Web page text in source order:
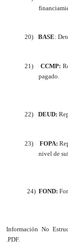
20) BASE:
21) CCMP:
pagado.
22) DEUD:
23) FOPA:
nivel de
24) FOND:
Información No
.PDF.